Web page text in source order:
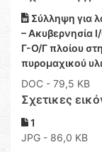
Σύλληψη για
– Ακυβερνησία
Γ-Ο/Γ πλοίου
πυρομαχικού
DOC - 79,5 KB
Σχετικες
1
JPG - 86,0 KB